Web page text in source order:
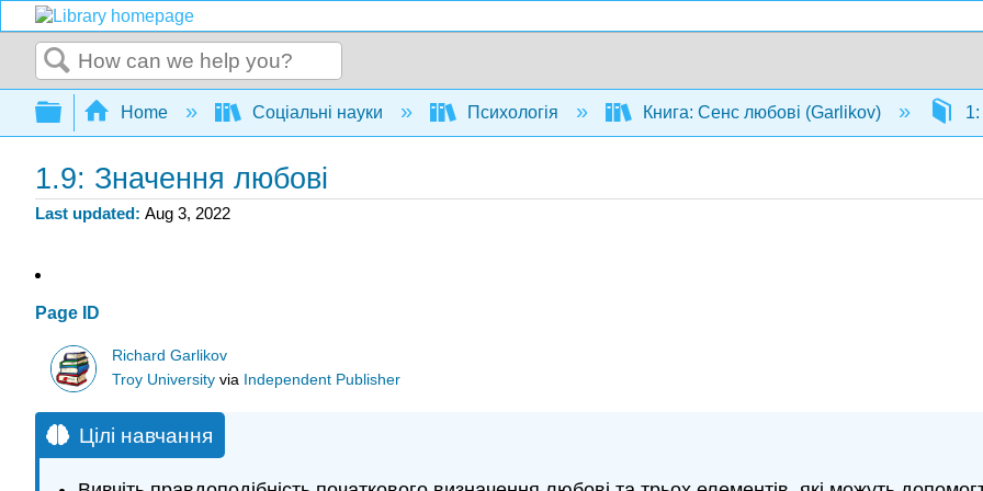
Search
Expand/collapse global hierarchy
Home Соціальні науки Психологія Книга: Сенс любові (Garlikov) 1:
1.9: Значення любові
Last updated Aug 3, 2022
Page ID
Richard Garlikov
Troy Universityvia Independent Publisher
Цілі навчання